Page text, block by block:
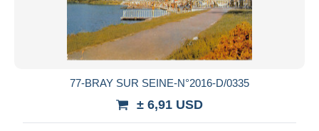
77-BRAY SUR SEINE-N°2016-D/0335
± 6,91 USD